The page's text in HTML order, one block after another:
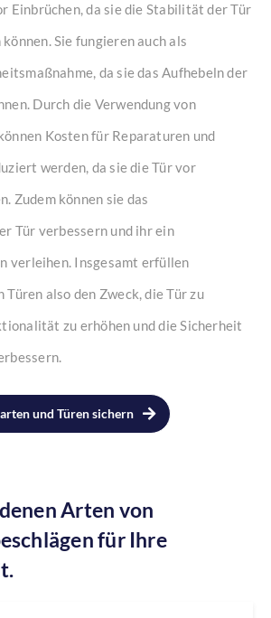
Einbrüchen, da sie die Stabilität der Tür
Sie fungieren auch als
da sie das Aufhebeln der
Durch die Verwendung von
Kosten für Reparaturen und
werden, da sie die Tür vor
Zudem können sie das
Tür verbessern und ihr ein
verleihen. Insgesamt erfüllen
Türen also den Zweck, die Tür zu
zu erhöhen und die Sicherheit
und Türen sichern
Arten von
für Ihre